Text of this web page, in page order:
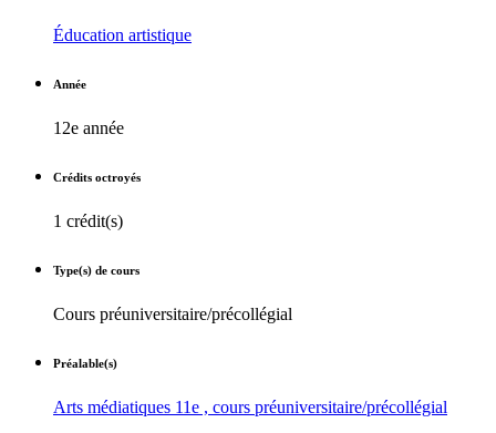
Éducation artistique
Année
12e année
Crédits octroyés
1 crédit(s)
Type(s) de cours
Cours préuniversitaire/précollégial
Préalable(s)
Arts médiatiques 11e , cours préuniversitaire/précollégial